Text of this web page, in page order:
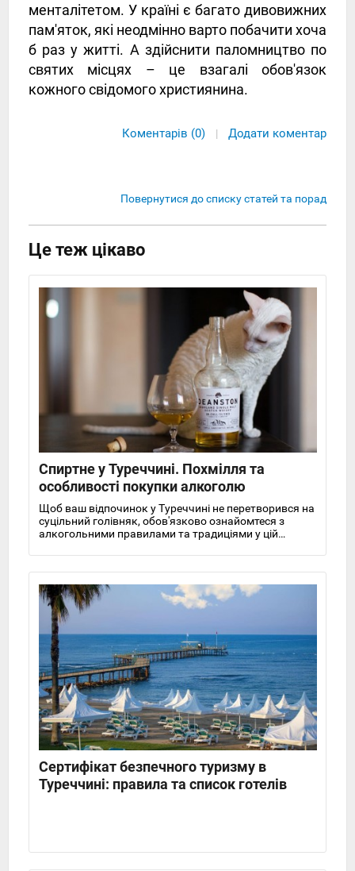
менталітетом. У країні є багато дивовижних
пам'яток, які неодмінно варто побачити хоча
б раз у житті. А здійснити паломництво по
святих місцях – це взагалі обов'язок
кожного свідомого християнина.
Коментарів (0) | Додати коментар
Повернутися до списку статей та порад
Це теж цікаво
Спиртне у Туреччині. Похмілля та
особливості покупки алкоголю
Щоб ваш відпочинок у Туреччині не перетворився на
суцільний голівняк, обов'язково ознайомтеся з
алкогольними правилами та традиціями у цій
Сертифікат безпечного туризму в
Туреччині: правила та список готелів